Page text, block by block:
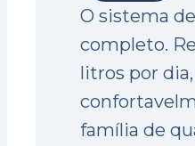
O sistema
completo.
litros por
família de